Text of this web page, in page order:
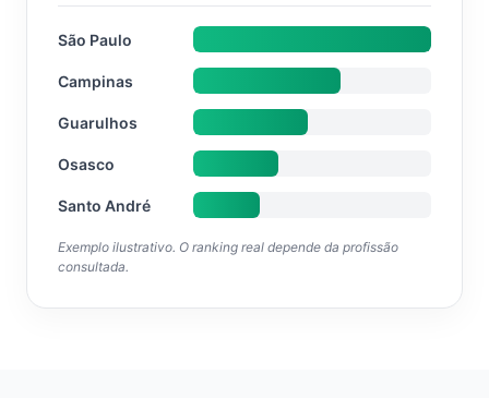
São Paulo
Campinas
Guarulhos
Osasco
Santo André
Exemplo ilustrativo. O ranking real depende da profissão
consultada.